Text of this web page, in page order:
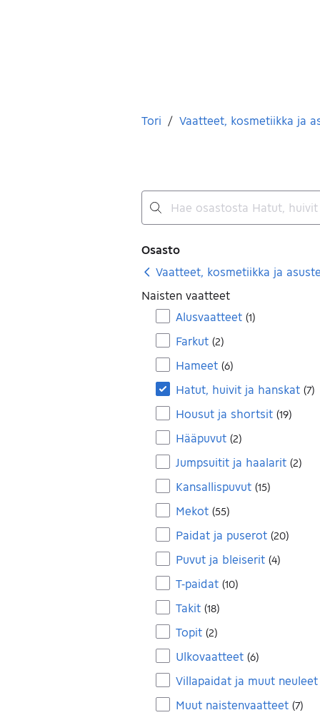
Olet tässä
Tori / Vaatteet, kosmetiikka ja
Suodattimet
Osasto
Vaatteet, kosmetiikka ja
Naisten vaatteet
Alusvaatteet (1)
Farkut (2)
Hameet (6)
Hatut, huivit ja hanskat (7)
Housut ja shortsit (19)
Hääpuvut (2)
Jumpsuitit ja haalarit (2)
Kansallispuvut (15)
Mekot (55)
Paidat ja puserot (20)
Puvut ja bleiserit (4)
T-paidat (10)
Takit (18)
Topit (2)
Ulkovaatteet (6)
Villapaidat ja muut neuleet
Muut naistenvaatteet (7)